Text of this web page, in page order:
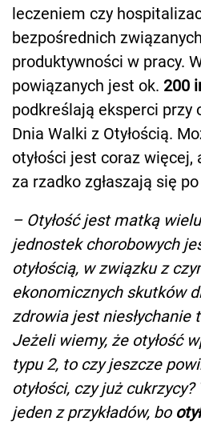
leczeniem czy
bezpośrednich
produktywności w pracy.
powiązanych jest ok. 200
podkreślają eksperci przy
Dnia Walki z Otyłością.
otyłości jest coraz
za rzadko zgłaszają się
– Otyłość jest matką
jednostek chorobowych
otyłością, w związku z
ekonomicznych skutków
zdrowia jest niesłychanie
Jeżeli wiemy, że otyłość
typu 2, to czy jeszcze
otyłości, czy już
jeden z przykładów, bo